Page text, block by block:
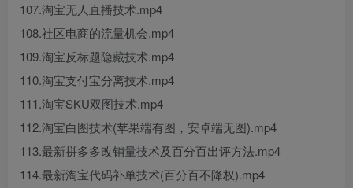
107.淘宝无人直播技术.mp4
108.社区电商的流量机会.mp4
109.淘宝反标题隐藏技术.mp4
110.淘宝支付宝分离技术.mp4
111.淘宝SKU双图技术.mp4
112.淘宝白图技术(苹果端有图，安卓端无图).mp4
113.最新拼多多改销量技术及百分百出评方法.mp4
114.最新淘宝代码补单技术(百分百不降权).mp4